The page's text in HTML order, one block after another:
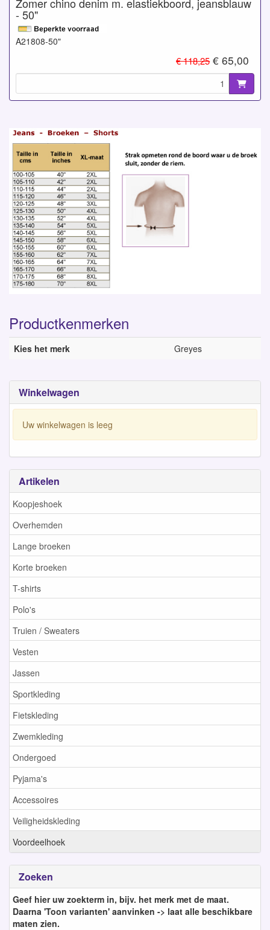
Winkelwagen
Uw winkelwagen is leeg
Artikelen
Koopjeshoek
Overhemden
Lange broeken
Korte broeken
T-shirts
Polo's
Truien / Sweaters
Vesten
Jassen
Sportkleding
Fietskleding
Zwemkleding
Ondergoed
Pyjama's
Accessoires
Veiligheidskleding
Voordeelhoek
Zoeken
Geef hier uw zoekterm in, bijv. het merk met de maat.
Daarna 'Toon varianten' aanvinken -> laat alle beschikbare
maten zien.
- 50"
A21808-50"
€ 118,25€ 65,00
Productkenmerken
Kies het merk Greyes